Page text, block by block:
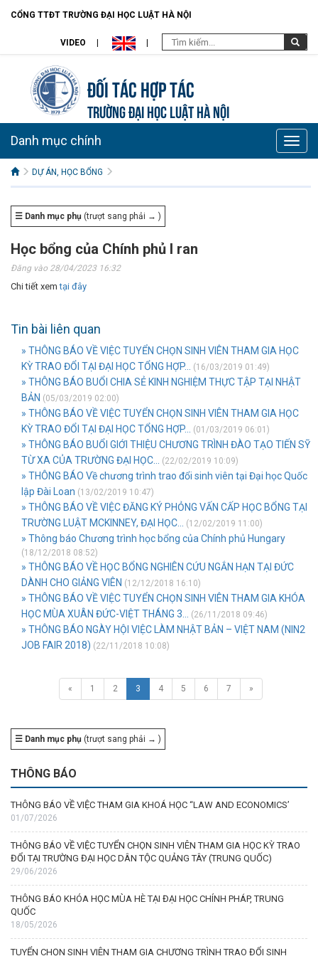
CỔNG TTĐT TRƯỜNG ĐẠI HỌC LUẬT HÀ NỘI
VIDEO
Đối tác hợp tác
TRƯỜNG ĐẠI HỌC LUẬT HÀ NỘI
Toggle
Danh mục chính
DỰ ÁN, HỌC BỔNG
☰ Danh mục phụ (trượt sang phải → )
Học bổng của Chính phủ I ran
Đăng vào 28/04/2023 16:32
Chi tiết xem tại đây
Tin bài liên quan
» THÔNG BÁO VỀ VIỆC TUYỂN CHỌN SINH VIÊN THAM GIA HỌC
KỲ TRAO ĐỔI TẠI ĐẠI HỌC TỔNG HỢP...
(16/03/2019 01:49)
» THÔNG BÁO BUỔI CHIA SẺ KINH NGHIỆM THỰC TẬP TẠI NHẬT
BẢN (05/03/2019 02:00)
» THÔNG BÁO VỀ VIỆC TUYỂN CHỌN SINH VIÊN THAM GIA HỌC
KỲ TRAO ĐỔI TẠI ĐẠI HỌC TỔNG HỢP...
(01/03/2019 06:01)
» THÔNG BÁO BUỔI GIỚI THIỆU CHƯƠNG TRÌNH ĐÀO TẠO TIẾN SỸ
TỪ XA CỦA TRƯỜNG ĐẠI HỌC...
(22/02/2019 10:09)
» THÔNG BÁO Về chương trình trao đổi sinh viên tại Đại học Quốc
lập Đài Loan (13/02/2019 10:47)
» THÔNG BÁO VỀ VIỆC ĐĂNG KÝ PHỎNG VẤN CẤP HỌC BỔNG TẠI
TRƯỜNG LUẬT MCKINNEY, ĐẠI HỌC...
(12/02/2019 11:00)
» Thông báo Chương trình học bổng của Chính phủ Hungary
(18/12/2018 08:52)
» THÔNG BÁO VỀ HỌC BỔNG NGHIÊN CỨU NGẮN HẠN TẠI ĐỨC
DÀNH CHO GIẢNG VIÊN (12/12/2018 16:10)
» THÔNG BÁO VỀ VIỆC TUYỂN CHỌN SINH VIÊN THAM GIA KHÓA
HỌC MÙA XUÂN ĐỨC-VIỆT THÁNG 3...
(26/11/2018 09:46)
» THÔNG BÁO NGÀY HỘI VIỆC LÀM NHẬT BẢN – VIỆT NAM (NIN2
JOB FAIR 2018) (22/11/2018 10:08)
« 1 2 3 4 5 6 7 »
☰ Danh mục phụ (trượt sang phải → )
THÔNG BÁO
THÔNG BÁO VỀ VIỆC THAM GIA KHOÁ HỌC “LAW AND ECONOMICS’
01/07/2026
THÔNG BÁO VỀ VIỆC TUYỂN CHỌN SINH VIÊN THAM GIA HỌC KỲ TRAO
ĐỔI TẠI TRƯỜNG ĐẠI HỌC DÂN TỘC QUẢNG TÂY (TRUNG QUỐC)
29/06/2026
THÔNG BÁO KHÓA HỌC MÙA HÈ TẠI ĐẠI HỌC CHÍNH PHÁP, TRUNG
QUỐC
18/05/2026
TUYỂN CHỌN SINH VIÊN THAM GIA CHƯƠNG TRÌNH TRAO ĐỔI SINH